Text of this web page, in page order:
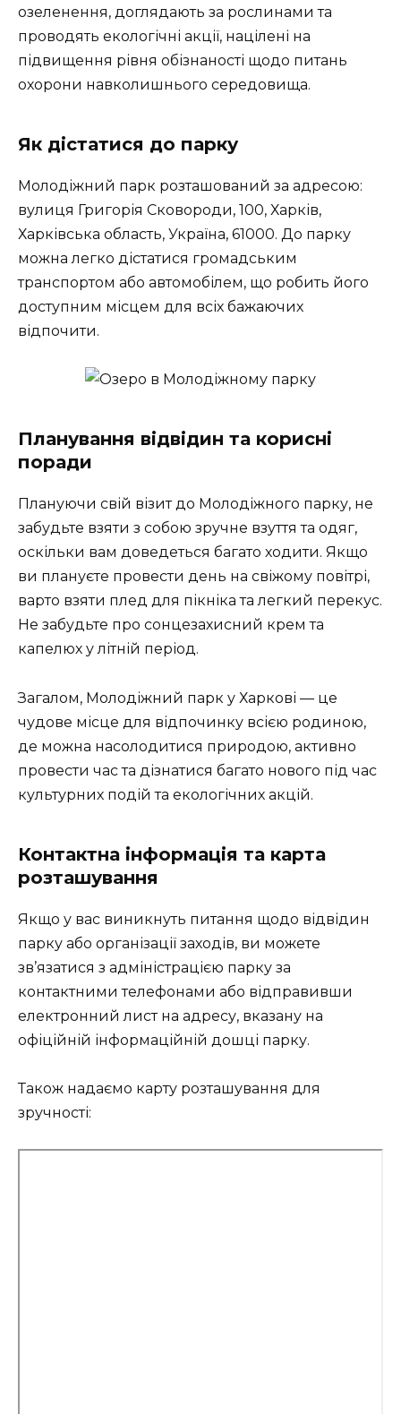
озеленення, доглядають за рослинами та
проводять екологічні акції, націлені на
підвищення рівня обізнаності щодо питань
охорони навколишнього середовища.
Як дістатися до парку
Молодіжний парк розташований за адресою:
вулиця Григорія Сковороди, 100, Харків,
Харківська область, Україна, 61000. До парку
можна легко дістатися громадським
транспортом або автомобілем, що робить його
доступним місцем для всіх бажаючих
відпочити.
Планування відвідин та корисні
поради
Плануючи свій візит до Молодіжного парку, не
забудьте взяти з собою зручне взуття та одяг,
оскільки вам доведеться багато ходити. Якщо
ви плануєте провести день на свіжому повітрі,
варто взяти плед для пікніка та легкий перекус.
Не забудьте про сонцезахисний крем та
капелюх у літній період.
Загалом, Молодіжний парк у Харкові — це
чудове місце для відпочинку всією родиною,
де можна насолодитися природою, активно
провести час та дізнатися багато нового під час
культурних подій та екологічних акцій.
Контактна інформація та карта
розташування
Якщо у вас виникнуть питання щодо відвідин
парку або організації заходів, ви можете
зв’язатися з адміністрацією парку за
контактними телефонами або відправивши
електронний лист на адресу, вказану на
офіційній інформаційній дошці парку.
Також надаємо карту розташування для
зручності: